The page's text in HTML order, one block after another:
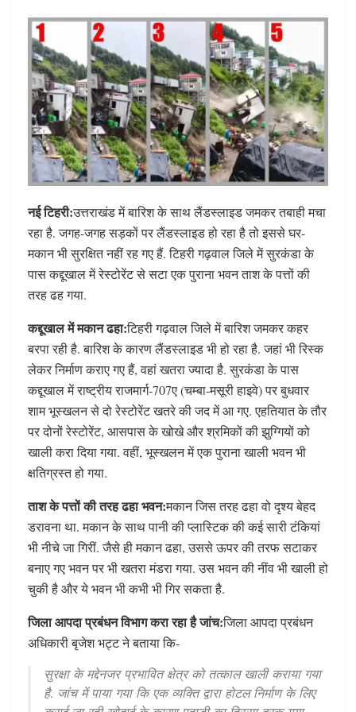
नई टिहरी:उत्तराखंड में बारिश के साथ लैंडस्लाइड जमकर तबाही मचा
रहा है. जगह-जगह सड़कों पर लैंडस्लाइड हो रहा है तो इससे घर-
मकान भी सुरक्षित नहीं रह गए हैं. टिहरी गढ़वाल जिले में सुरकंडा के
पास कद्दूखाल में रेस्टोरेंट से सटा एक पुराना भवन ताश के पत्तों की
तरह ढह गया.
कद्दूखाल में मकान ढहा:टिहरी गढ़वाल जिले में बारिश जमकर कहर
बरपा रही है. बारिश के कारण लैंडस्लाइड भी हो रहा है. जहां भी रिस्क
लेकर निर्माण कराए गए हैं, वहां खतरा ज्यादा है. सुरकंडा के पास
कद्दूखाल में राष्ट्रीय राजमार्ग-707ए (चम्बा-मसूरी हाइवे) पर बुधवार
शाम भूस्खलन से दो रेस्टोरेंट खतरे की जद में आ गए. एहतियात के तौर
पर दोनों रेस्टोरेंट, आसपास के खोखे और श्रमिकों की झुग्गियों को
खाली करा दिया गया. वहीं, भूस्खलन में एक पुराना खाली भवन भी
क्षतिग्रस्त हो गया.
ताश के पत्तों की तरह ढहा भवन:मकान जिस तरह ढहा वो दृश्य बेहद
डरावना था. मकान के साथ पानी की प्लास्टिक की कई सारी टंकियां
भी नीचे जा गिरीं. जैसे ही मकान ढहा, उससे ऊपर की तरफ सटाकर
बनाए गए भवन पर भी खतरा मंडरा गया. उस भवन की नींव भी खाली हो
चुकी है और ये भवन भी कभी भी गिर सकता है.
जिला आपदा प्रबंधन विभाग करा रहा है जांच:जिला आपदा प्रबंधन
अधिकारी बृजेश भट्ट ने बताया कि-
सुरक्षा के मद्देनजर प्रभावित क्षेत्र को तत्काल खाली कराया गया
है. जांच में पाया गया कि एक व्यक्ति द्वारा होटल निर्माण के लिए